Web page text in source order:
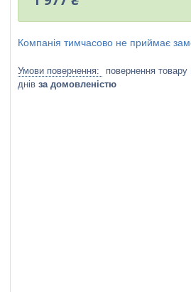
Компанія тимчасово не приймає
повернення товару
днів за домовленістю